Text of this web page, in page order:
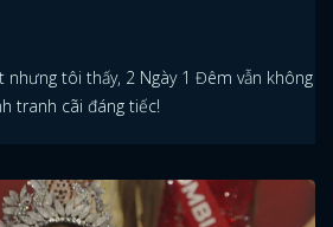
nhưng tôi thấy, 2 Ngày 1 Đêm vẫn không
tranh cãi đáng tiếc!